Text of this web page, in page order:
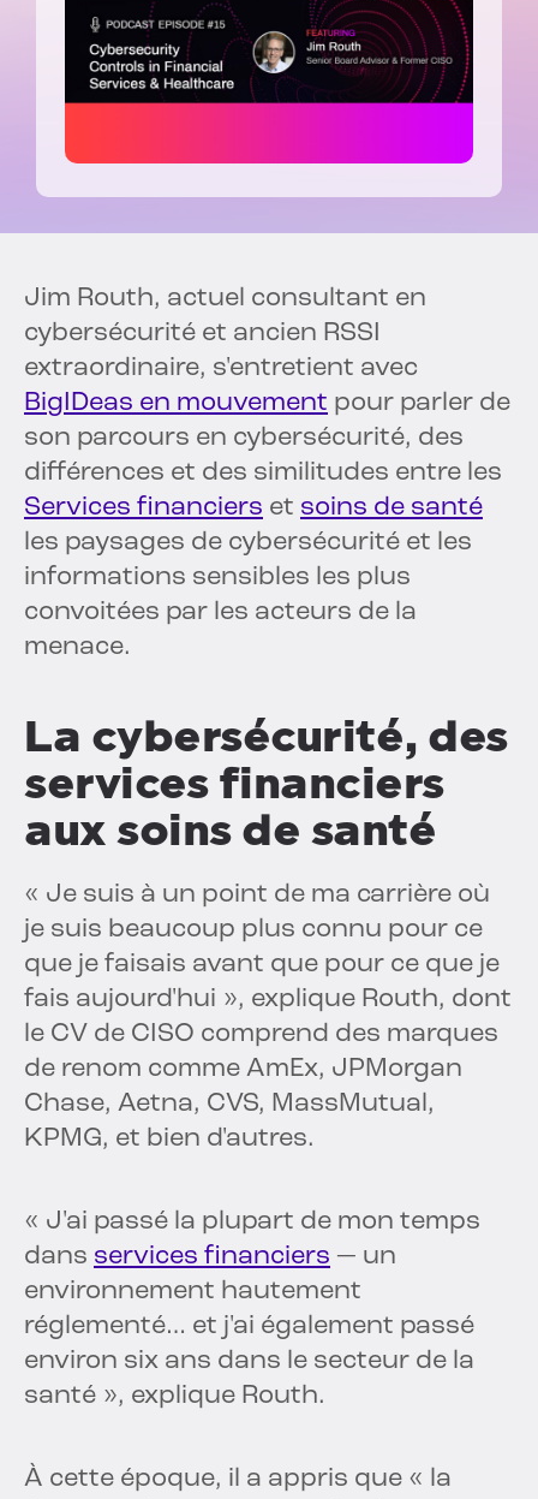
Jim Routh, actuel consultant en
cybersécurité et ancien RSSI
extraordinaire, s'entretient avec
BigIDeas en mouvement pour parler de
son parcours en cybersécurité, des
différences et des similitudes entre les
Services financiers et soins de santé
les paysages de cybersécurité et les
informations sensibles les plus
convoitées par les acteurs de la
menace.
La cybersécurité, des
services financiers
aux soins de santé
« Je suis à un point de ma carrière où
je suis beaucoup plus connu pour ce
que je faisais avant que pour ce que je
fais aujourd'hui », explique Routh, dont
le CV de CISO comprend des marques
de renom comme AmEx, JPMorgan
Chase, Aetna, CVS, MassMutual,
KPMG, et bien d'autres.
« J'ai passé la plupart de mon temps
dans services financiers — un
environnement hautement
réglementé… et j'ai également passé
environ six ans dans le secteur de la
santé », explique Routh.
À cette époque, il a appris que « la